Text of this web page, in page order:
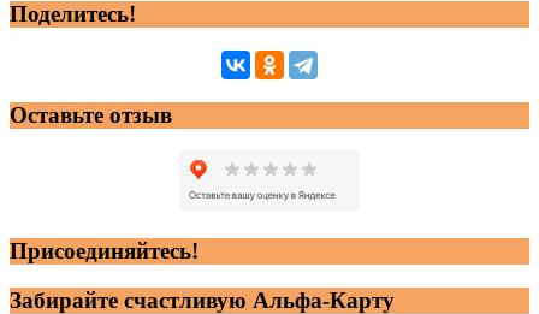
Поделитесь!
Оставьте отзыв
Присоединяйтесь!
Забирайте счастливую Альфа-Карту